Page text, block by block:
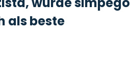
alsbeste